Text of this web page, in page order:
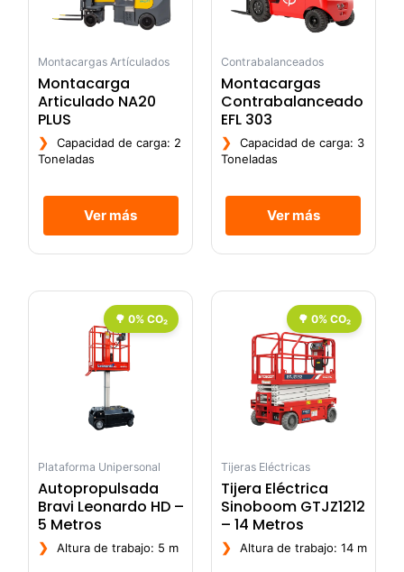
Montacargas Artículados
Montacarga
Articulado NA20
PLUS
❯
Capacidad de carga: 2
Toneladas
Ver más
Contrabalanceados
Montacargas
Contrabalanceado
EFL 303
❯
Capacidad de carga: 3
Toneladas
Ver más
Plataforma Unipersonal
Autopropulsada
Bravi Leonardo HD –
5 Metros
❯ Altura de trabajo: 5 m
Tijeras Eléctricas
Tijera Eléctrica
Sinoboom GTJZ1212
– 14 Metros
❯ Altura de trabajo: 14 m